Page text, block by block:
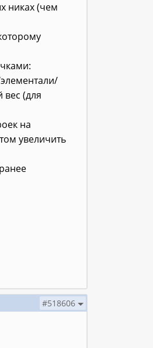
никах (чем
(для
на
увеличить
#518606